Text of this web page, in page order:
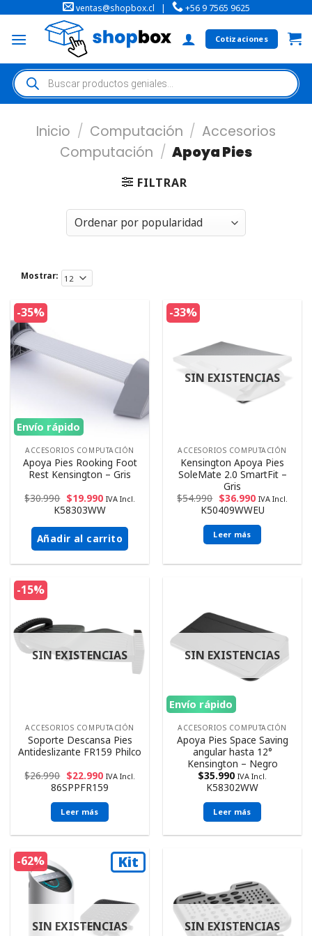
ventas@shopbox.cl | +56 9 7565 9625
Cotizaciones
Inicio / Computación / Accesorios
Computación / Apoya Pies
FILTRAR
Mostrar:
-35%
Envío rápido
ACCESORIOS COMPUTACIÓN
Apoya Pies Rooking Foot
Rest Kensington – Gris
$30.990 $19.990 IVA Incl.
K58303WW
Añadir al carrito
-33%
SIN EXISTENCIAS
ACCESORIOS COMPUTACIÓN
Kensington Apoya Pies
SoleMate 2.0 SmartFit –
Gris
$54.990 $36.990 IVA Incl.
K50409WWEU
Leer más
-15%
SIN EXISTENCIAS
ACCESORIOS COMPUTACIÓN
Soporte Descansa Pies
Antideslizante FR159 Philco
$26.990 $22.990 IVA Incl.
86SPPFR159
Leer más
Envío rápido
SIN EXISTENCIAS
ACCESORIOS COMPUTACIÓN
Apoya Pies Space Saving
angular hasta 12°
Kensington – Negro
$35.990 IVA Incl.
K58302WW
Leer más
-62% Kit
SIN EXISTENCIAS SIN EXISTENCIAS